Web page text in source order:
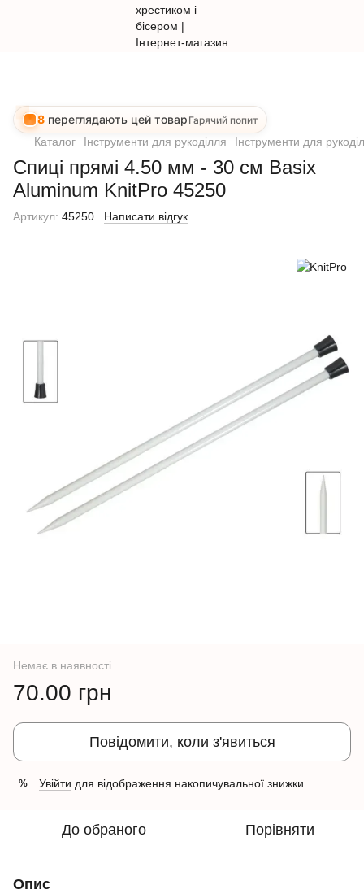
8 переглядають цей товар Гарячий попит
Каталог Інструменти для рукоділля Інструменти для
Спиці прямі 4.50 мм - 30 см Basix
Aluminum KnitPro 45250
Артикул: 45250 Написати відгук
Немає в наявності
70.00 грн
Повідомити, коли з'явиться
% Увійти для відображення накопичувальної знижки
До обраного Порівняти
Опис